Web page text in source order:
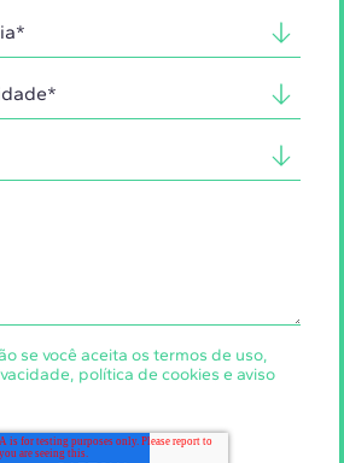
se você aceita os termos de uso,
, política de cookies e aviso